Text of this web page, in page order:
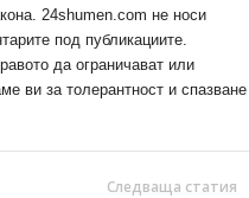
24shumen.com не носи
под публикациите.
да ограничават или
ви за толерантност и спазване
Следваща статия